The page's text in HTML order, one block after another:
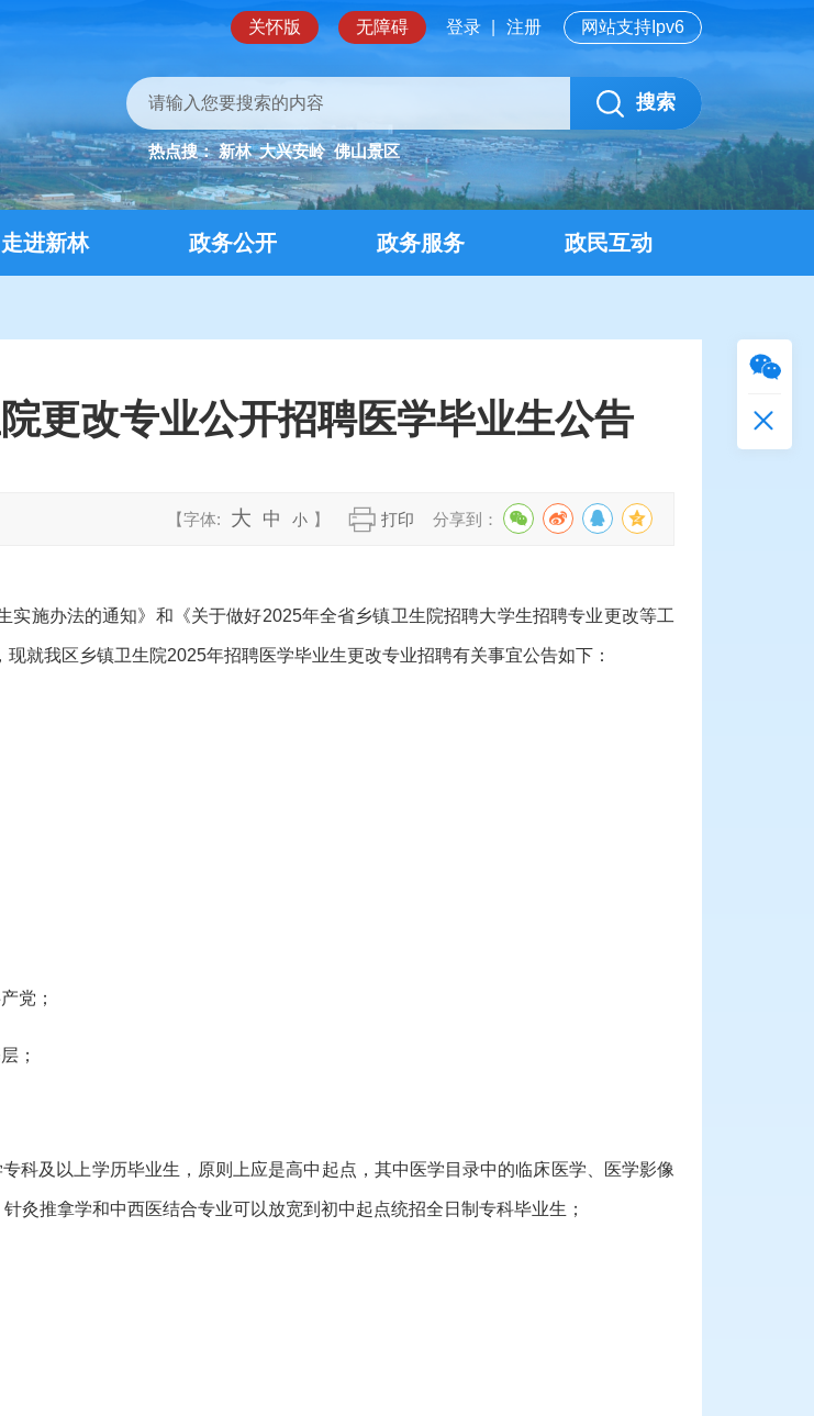
关怀版 无障碍 网站支持Ipv6
登录 注册
搜索
热点搜： 新林 大兴安岭 佛山景区
走进新林 政务公开 政务服务 政民互动
更改专业公开招聘医学毕业生公告
【字体: 大 中 小 】 打印 分享到：
实施办法的通知》 和《关于做好2025年全省乡镇卫生院招聘大学生招聘专业更改等工
现就我区乡镇卫生院2025年招聘医学毕业生更改专业招聘有关事宜公告如下：
党；
；
科及以上学历毕业生，原则上应是高中起点，其中医学目录中的临床医学、医学影像
灸推拿学和中西医结合专业可以放宽到初中起点统招全日制专科毕业生；